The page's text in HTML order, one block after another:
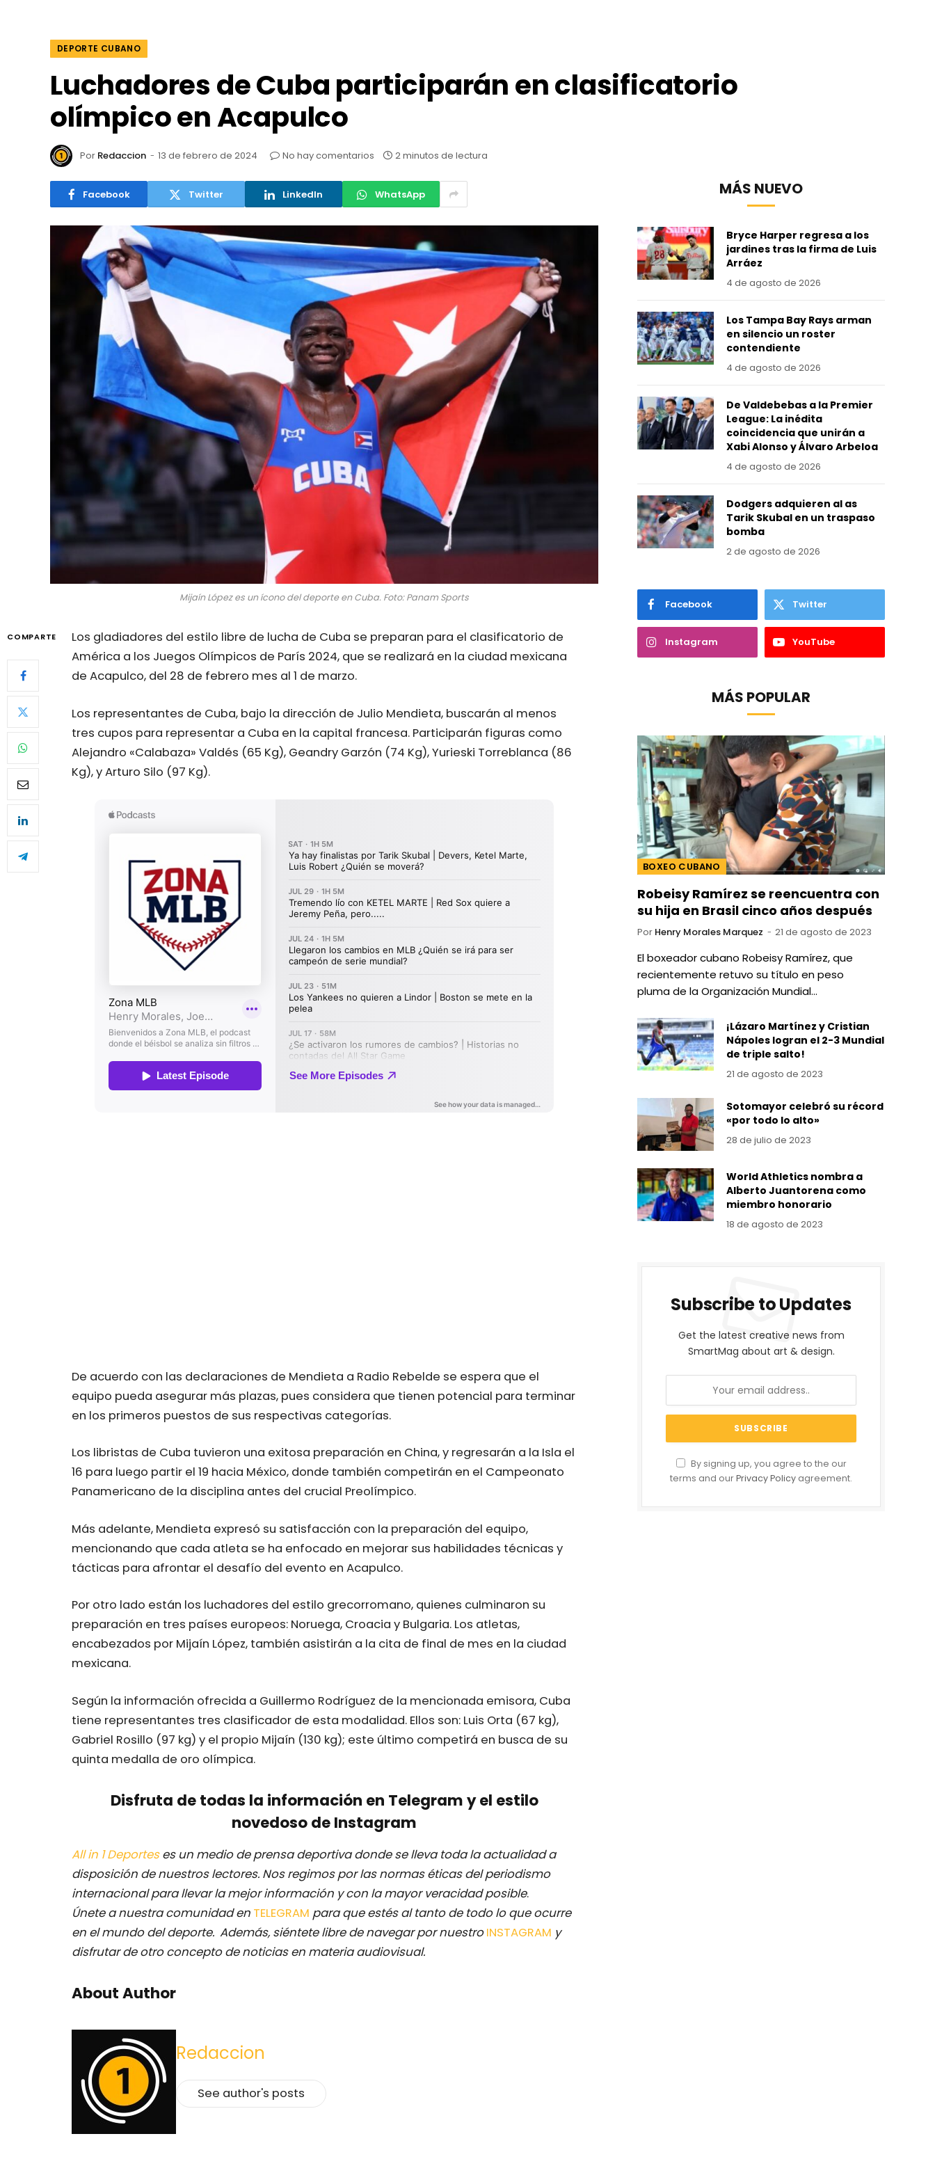
DEPORTE CUBANO
Luchadores de Cuba participarán en clasificatorio
olímpico en Acapulco
Por Redaccion 13 de febrero de 2024 No hay comentarios 2 minutos de lectura
Facebook Twitter LinkedIn WhatsApp
Mijaín López es un ícono del deporte en Cuba. Foto: Panam Sports
COMPARTE
Los gladiadores del estilo libre de lucha de Cuba se preparan para el clasificatorio de
América a los Juegos Olímpicos de París 2024, que se realizará en la ciudad mexicana
de Acapulco, del 28 de febrero mes al 1 de marzo.
Los representantes de Cuba, bajo la dirección de Julio Mendieta, buscarán al menos
tres cupos para representar a Cuba en la capital francesa. Participarán figuras como
Alejandro «Calabaza» Valdés (65 Kg), Geandry Garzón (74 Kg), Yurieski Torreblanca (86
Kg), y Arturo Silo (97 Kg).
De acuerdo con las declaraciones de Mendieta a Radio Rebelde se espera que el
equipo pueda asegurar más plazas, pues considera que tienen potencial para terminar
en los primeros puestos de sus respectivas categorías.
Los libristas de Cuba tuvieron una exitosa preparación en China, y regresarán a la Isla el
16 para luego partir el 19 hacia México, donde también competirán en el Campeonato
Panamericano de la disciplina antes del crucial Preolímpico.
Más adelante, Mendieta expresó su satisfacción con la preparación del equipo,
mencionando que cada atleta se ha enfocado en mejorar sus habilidades técnicas y
tácticas para afrontar el desafío del evento en Acapulco.
Por otro lado están los luchadores del estilo grecorromano, quienes culminaron su
preparación en tres países europeos: Noruega, Croacia y Bulgaria. Los atletas,
encabezados por Mijaín López, también asistirán a la cita de final de mes en la ciudad
mexicana.
Según la información ofrecida a Guillermo Rodríguez de la mencionada emisora, Cuba
tiene representantes tres clasificador de esta modalidad. Ellos son: Luis Orta (67 kg),
Gabriel Rosillo (97 kg) y el propio Mijaín (130 kg); este último competirá en busca de su
quinta medalla de oro olímpica.
Disfruta de todas la información en Telegram y el estilo
novedoso de Instagram
All in 1 Deporteses un medio de prensa deportiva donde se lleva toda la actualidad a
disposición de nuestros lectores. Nos regimos por las normas éticas del periodismo
internacional para llevar la mejor información y con la mayor veracidad posible.
Únete a nuestra comunidad en TELEGRAM para que estés al tanto de todo lo que ocurre
en el mundo del deporte. Además, siéntete libre de navegar por nuestro INSTAGRAM y
disfrutar de otro concepto de noticias en materia audiovisual.
About Author
Redaccion
See author's posts
MÁS NUEVO
Bryce Harper regresa a los
jardines tras la firma de Luis
Arráez
4 de agosto de 2026
Los Tampa Bay Rays arman
en silencio un roster
contendiente
4 de agosto de 2026
De Valdebebas a la Premier
League: La inédita
coincidencia que unirán a
Xabi Alonso y Álvaro Arbeloa
4 de agosto de 2026
Dodgers adquieren al as
Tarik Skubal en un traspaso
bomba
2 de agosto de 2026
Facebook Twitter
Instagram YouTube
MÁS POPULAR
BOXEO CUBANO
Robeisy Ramírez se reencuentra con
su hija en Brasil cinco años después
Por Henry Morales Marquez 21 de agosto de 2023
El boxeador cubano Robeisy Ramírez, que
recientemente retuvo su título en peso
pluma de la Organización Mundial…
¡Lázaro Martínez y Cristian
Nápoles logran el 2-3 Mundial
de triple salto!
21 de agosto de 2023
Sotomayor celebró su récord
«por todo lo alto»
28 de julio de 2023
World Athletics nombra a
Alberto Juantorena como
miembro honorario
18 de agosto de 2023
Subscribe to Updates
Get the latest creative news from
SmartMag about art & design.
By signing up, you agree to the our
terms and ourPrivacy Policy agreement.